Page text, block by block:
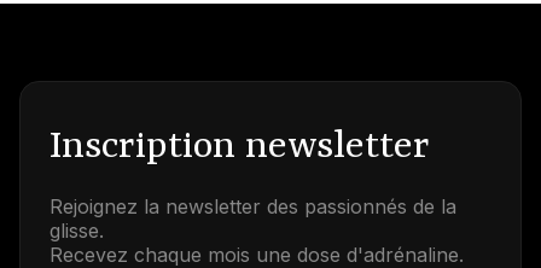
Inscription newsletter
Rejoignez la newsletter des passionnés de la
glisse.
Recevez chaque mois une dose d'adrénaline.